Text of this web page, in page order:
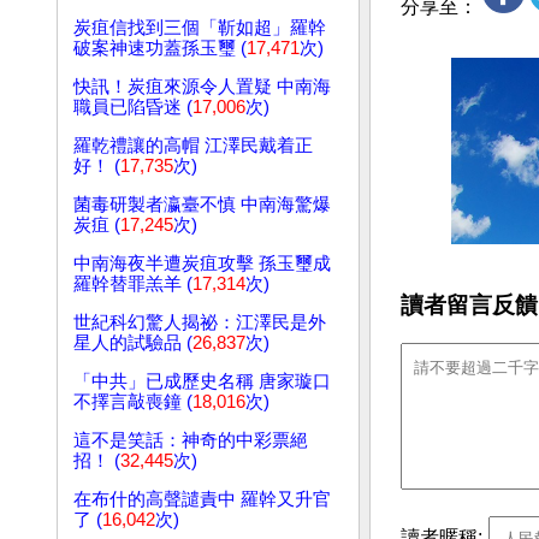
炭疽信找到三個「靳如超」羅幹
破案神速功蓋孫玉璽 (17,471次)
快訊！炭疽來源令人置疑 中南海
職員已陷昏迷 (17,006次)
羅乾禮讓的高帽 江澤民戴着正
好！ (17,735次)
菌毒研製者瀛臺不慎 中南海驚爆
炭疽 (17,245次)
中南海夜半遭炭疽攻擊 孫玉璽成
羅幹替罪羔羊 (17,314次)
世紀科幻驚人揭祕：江澤民是外
星人的試驗品 (26,837次)
「中共」已成歷史名稱 唐家璇口
不擇言敲喪鐘 (18,016次)
這不是笑話：神奇的中彩票絕
招！ (32,445次)
在布什的高聲譴責中 羅幹又升官
了 (16,042次)
分享至：
讀者留言反